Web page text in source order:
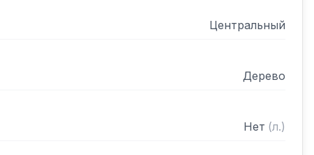
Центральный
Дерево
Нет (л.)